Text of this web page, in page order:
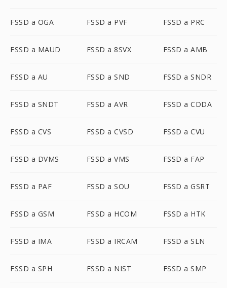
FSSD a OGA FSSD a PVF FSSD a PRC
FSSD a MAUD FSSD a 8SVX FSSD a AMB
FSSD a AU FSSD a SND FSSD a SNDR
FSSD a SNDT FSSD a AVR FSSD a CDDA
FSSD a CVS FSSD a CVSD FSSD a CVU
FSSD a DVMS FSSD a VMS FSSD a FAP
FSSD a PAF FSSD a SOU FSSD a GSRT
FSSD a GSM FSSD a HCOM FSSD a HTK
FSSD a IMA FSSD a IRCAM FSSD a SLN
FSSD a SPH FSSD a NIST FSSD a SMP